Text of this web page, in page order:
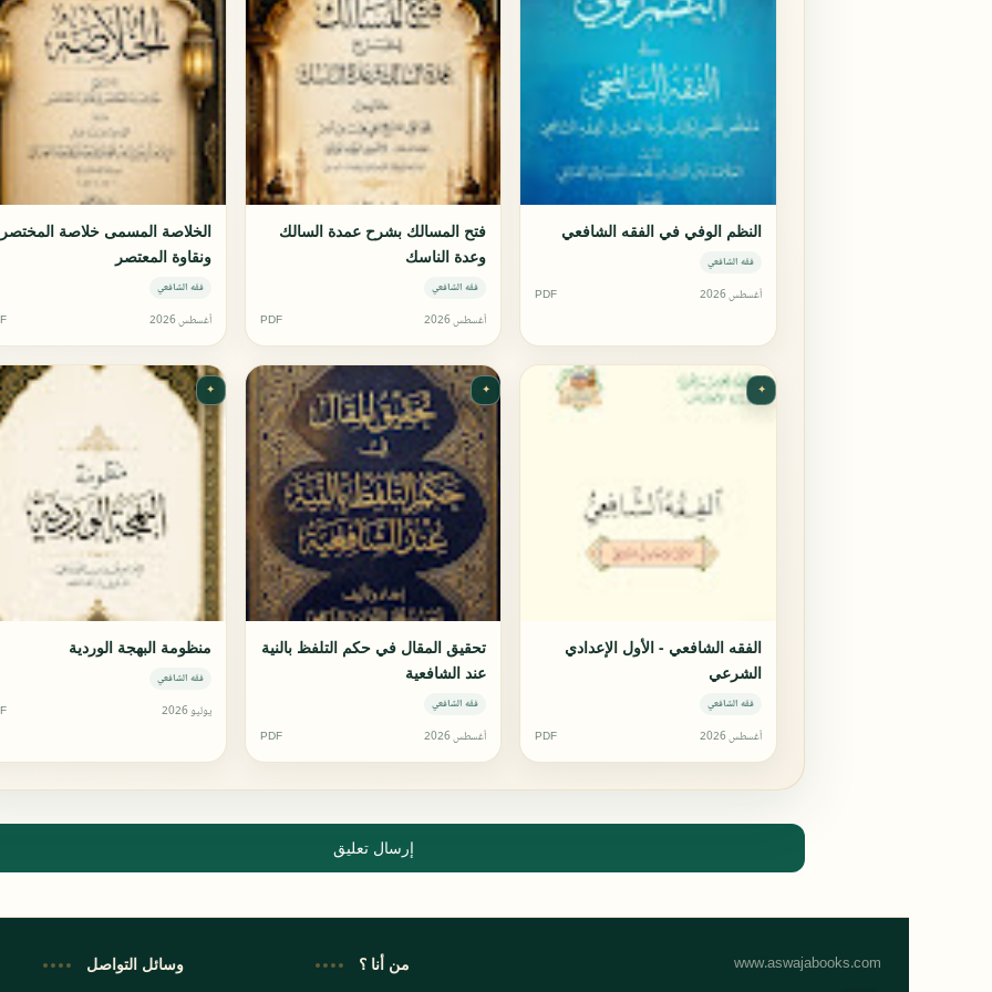
النظم الوفي في الفقه الشافعي
فقه الشافعي
أغسطس 2026 PDF
فتح المسالك بشرح عمدة السالك
وعدة الناسك
فقه الشافعي
أغسطس 2026 PDF
الخلاصة المسمى خلاصة المختصر
ونقاوة المعتصر
فقه الشافعي
أغسطس 2026
✦
الفقه الشافعي - الأول الإعدادي
الشرعي
فقه الشافعي
أغسطس 2026 PDF
✦
تحقيق المقال في حكم التلفظ بالنية
عند الشافعية
فقه الشافعي
أغسطس 2026 PDF
✦
منظومة البهجة الوردية
فقه الشافعي
يوليو 2026
إرسال تعليق
من أنا ؟ وسائل التواصل